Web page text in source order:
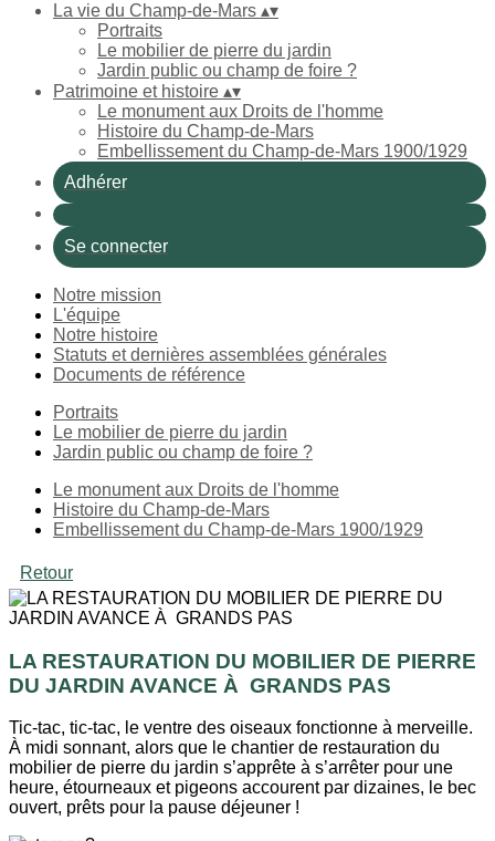
La vie du Champ-de-Mars ▴▾
Portraits
Le mobilier de pierre du jardin
Jardin public ou champ de foire ?
Patrimoine et histoire ▴▾
Le monument aux Droits de l'homme
Histoire du Champ-de-Mars
Embellissement du Champ-de-Mars 1900/1929
Adhérer
Se connecter
Notre mission
L'équipe
Notre histoire
Statuts et dernières assemblées générales
Documents de référence
Portraits
Le mobilier de pierre du jardin
Jardin public ou champ de foire ?
Le monument aux Droits de l'homme
Histoire du Champ-de-Mars
Embellissement du Champ-de-Mars 1900/1929
Retour
LA RESTAURATION DU MOBILIER DE PIERRE
DU JARDIN AVANCE À GRANDS PAS
Tic-tac, tic-tac, le ventre des oiseaux fonctionne à merveille.
À midi sonnant, alors que le chantier de restauration du
mobilier de pierre du jardin s’apprête à s’arrêter pour une
heure, étourneaux et pigeons accourent par dizaines, le bec
ouvert, prêts pour la pause déjeuner !